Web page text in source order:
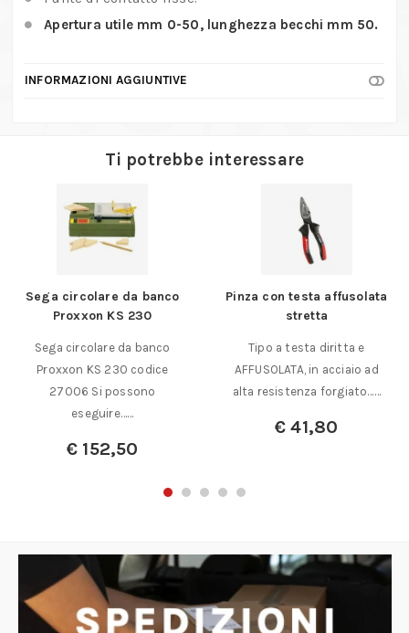
Apertura utile mm 0-50, lunghezza becchi mm 50.
INFORMAZIONI AGGIUNTIVE
Ti potrebbe interessare
Sega circolare da banco
Proxxon KS 230
Sega circolare da banco
Proxxon KS 230 codice
27006 Si possono
eseguire……
€ 152,50
Pinza con testa affusolata
stretta
Tipo a testa diritta e
AFFUSOLATA, in acciaio ad
alta resistenza forgiato……
€ 41,80